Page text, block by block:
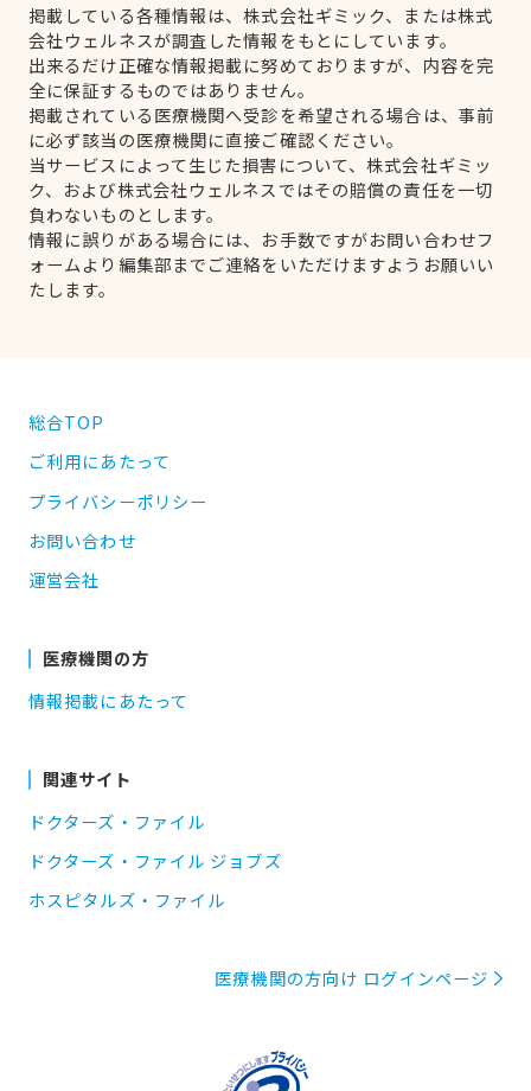
掲載している各種情報は、株式会社ギミック、または株式
会社ウェルネスが調査した情報をもとにしています。
出来るだけ正確な情報掲載に努めておりますが、内容を完
全に保証するものではありません。
掲載されている医療機関へ受診を希望される場合は、事前
に必ず該当の医療機関に直接ご確認ください。
当サービスによって生じた損害について、株式会社ギミッ
ク、および株式会社ウェルネスではその賠償の責任を一切
負わないものとします。
情報に誤りがある場合には、お手数ですがお問い合わせフ
ォームより編集部までご連絡をいただけますようお願いい
たします。
総合TOP
ご利用にあたって
プライバシーポリシー
お問い合わせ
運営会社
医療機関の方
情報掲載にあたって
関連サイト
ドクターズ・ファイル
ドクターズ・ファイル ジョブズ
ホスピタルズ・ファイル
医療機関の方向け ログインページ